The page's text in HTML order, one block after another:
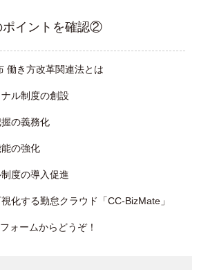
ポイントを確認②
働き方改革関連法とは
ル制度の創設
の義務化
の強化
度の導入促進
化する勤怠クラウド「CC-BizMate」
ォームからどうぞ！